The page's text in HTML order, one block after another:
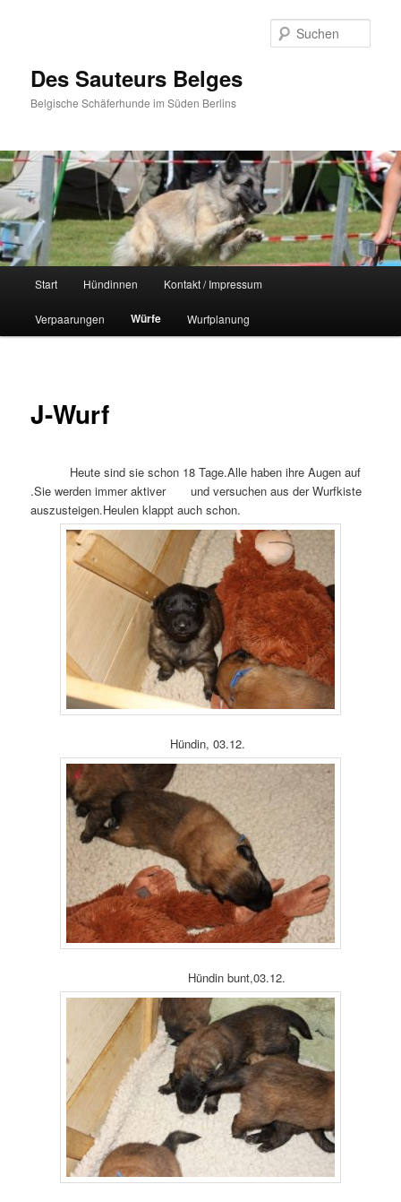
Des Sauteurs Belges
Belgische Schäferhunde im Süden Berlins
Start Hündinnen Kontakt / Impressum
Verpaarungen Würfe Wurfplanung
J-Wurf
Heute sind sie schon 18 Tage.Alle haben ihre Augen auf
.Sie werden immer aktiver und versuchen aus der Wurfkiste
auszusteigen.Heulen klappt auch schon.
Hündin, 03.12.
Hündin bunt,03.12.